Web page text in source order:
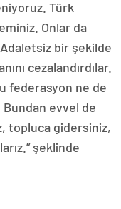
Türk
Onlar da
bir şekilde
cezalandırdılar.
federasyon ne de
Bundan evvel de
topluca gidersiniz,
şeklinde